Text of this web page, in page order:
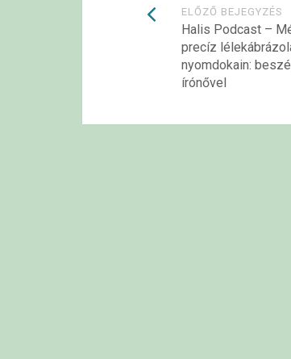
ELŐZŐ BEJEGYZÉS
Halis Podcast –
precíz
nyomdokain:
írónővel